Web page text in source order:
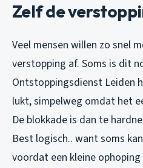
Zelf de
Veel mensen willen zo snel
verstopping af. Soms is dit
Ontstoppingsdienst Leiden
lukt, simpelweg omdat het
De blokkade is dan te
Best logisch.. want soms
voordat een kleine